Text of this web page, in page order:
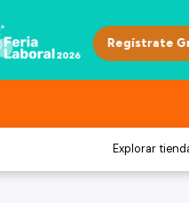
Explorar